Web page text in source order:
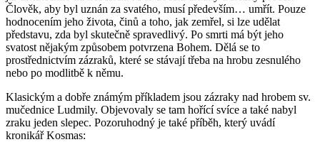
Člověk, aby byl uznán za svatého, musí především… umřít. Pouze
hodnocením jeho života, činů a toho, jak zemřel, si lze udělat
představu, zda byl skutečně spravedlivý. Po smrti má být jeho
svatost nějakým způsobem potvrzena Bohem. Dělá se to
prostřednictvím zázraků, které se stávají třeba na hrobu zesnulého
nebo po modlitbě k němu.
Klasickým a dobře známým příkladem jsou zázraky nad hrobem sv.
mučednice Ludmily. Objevovaly se tam hořící svíce a také nabyl
zraku jeden slepec. Pozoruhodný je také příběh, který uvádí
kronikář Kosmas: